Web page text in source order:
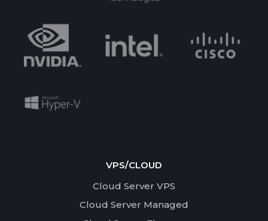
VPS/CLOUD
Cloud Server VPS
Cloud Server Managed